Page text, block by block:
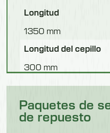
Longitud
1350 mm
Longitud del cepillo
300 mm
Anchura
850 mm
Altura
Paquetes de
de repuesto